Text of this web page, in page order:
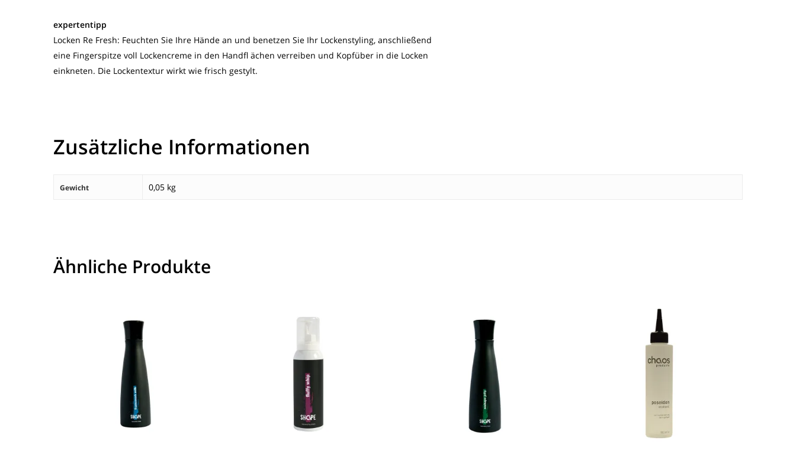
expertentipp
Locken Re Fresh: Feuchten Sie Ihre Hände an und benetzen Sie Ihr Lockenstyling, anschließend
eine Fingerspitze voll Lockencreme in den Handfl ächen verreiben und Kopfüber in die Locken
einkneten. Die Lockentextur wirkt wie frisch gestylt.
Zusätzliche Informationen
Gewicht 0,05 kg
Ähnliche Produkte